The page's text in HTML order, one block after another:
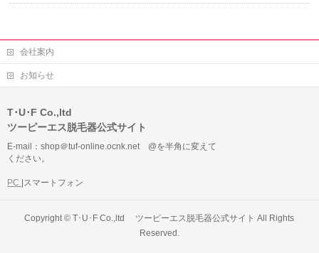
会社案内
お知らせ
T･U･F Co.,ltd
ツーピーエス脱毛器公式サイト
E-mail：shop＠tuf-online.ocnk.net @を半角に変えて
ください。
PC |スマートフォン
Copyright ©T･U･F Co.,ltd ツーピーエス脱毛器公式サイト All Rights
Reserved.